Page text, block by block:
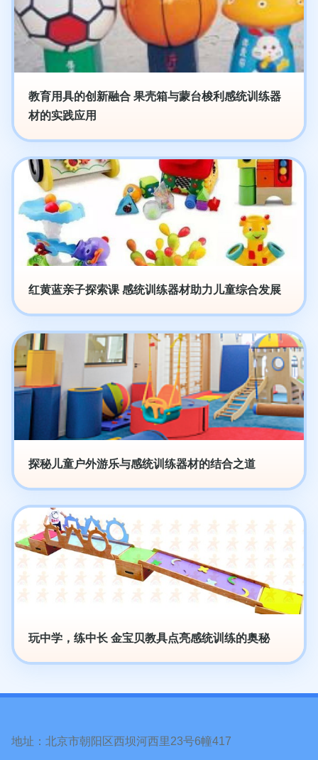
教育用具的创新融合 果壳箱与蒙台梭利感统训练器
材的实践应用
红黄蓝亲子探索课 感统训练器材助力儿童综合发展
探秘儿童户外游乐与感统训练器材的结合之道
玩中学，练中长 金宝贝教具点亮感统训练的奥秘
地址：北京市朝阳区西坝河西里23号6幢417